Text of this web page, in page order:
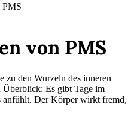
PMS
von PMS
zu den Wurzeln des inneren
Es gibt Tage im
anfühlt. Der Körper wirkt fremd,